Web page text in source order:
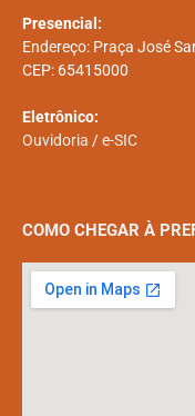
Presencial:
Endereço: Praça José
CEP: 65415000
Eletrônico:
Ouvidoria /e-SIC
COMO CHEGAR À